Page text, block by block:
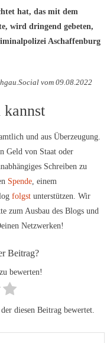
hat, das mit dem
wird dringend gebeten,
Aschaffenburg
vom 09.08.2022
kannst
und aus Überzeugung.
Geld von Staat oder
Schreiben zu
Spende, einem
folgstunterstützen. Wir
zum Ausbau des Blogs und
Netzwerken!
Beitrag?
bewerten!
diesen Beitrag bewertet.